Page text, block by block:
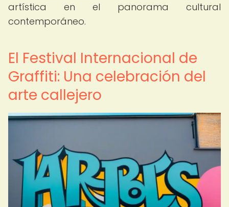
artística en el panorama cultural
contemporáneo.
El Festival Internacional de
Graffiti: Una celebración del
arte callejero